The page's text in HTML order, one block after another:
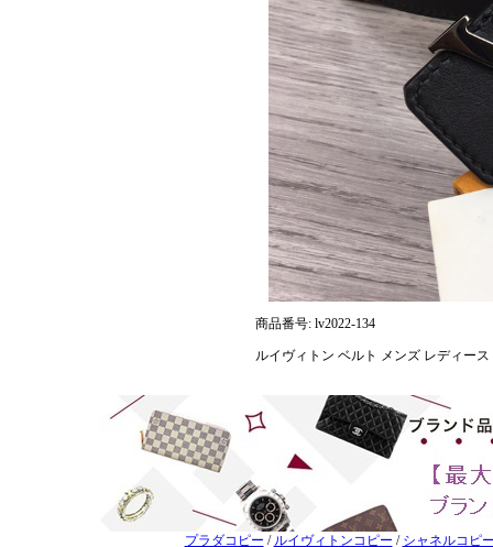
商品番号: lv2022-134
ルイヴィトン ベルト メンズ レディー
プラダコピー / ルイヴィトンコピー / シャネルコピ